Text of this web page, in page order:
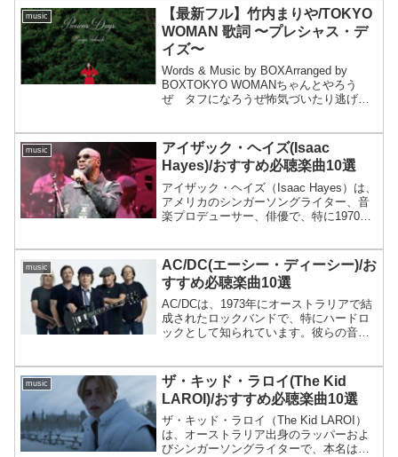
れ、メンバーはハリー・スタイルズ、...
music
【最新フル】竹内まりや/TOKYO
WOMAN 歌詞 〜プレシャス・デ
イズ〜
Words & Music by BOXArranged by
BOXTOKYO WOMANちゃんとやろう
ぜ タフになろうぜ怖気づいたり逃げた
られないShe was a...
music
アイザック・ヘイズ(Isaac
Hayes)/おすすめ必聴楽曲10選
アイザック・ヘイズ（Isaac Hayes）は、
アメリカのシンガーソングライター、音
楽プロデューサー、俳優で、特に1970年
トンヴォイスと独自のアレンジで知ら
れ、ブラッ...
music
AC/DC(エーシー・ディーシー)/お
すすめ必聴楽曲10選
AC/DCは、1973年にオーストラリアで結
成されたロックバンドで、特にハードロ
ックとして知られています。彼らの音楽
「Highway to Hell」などのヒット...
music
ザ・キッド・ラロイ(The Kid
LAROI)/おすすめ必聴楽曲10選
ザ・キッド・ラロイ（The Kid LAROI）
は、オーストラリア出身のラッパーおよ
びシンガーソングライターで、本名はシ